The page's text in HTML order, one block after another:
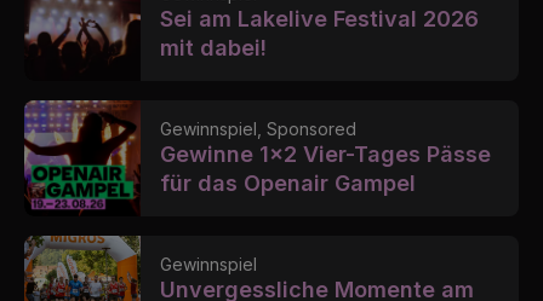
Sei am Lakelive Festival 2026
mit dabei!
Gewinnspiel, Sponsored
Gewinne 1x2 Vier-Tages Pässe
für das Openair Gampel
Gewinnspiel
Unvergessliche Momente am